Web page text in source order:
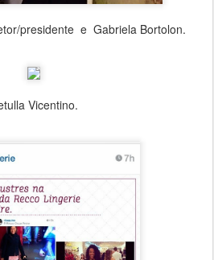
presidente e Gabriela Bortolon.
Vicentino.